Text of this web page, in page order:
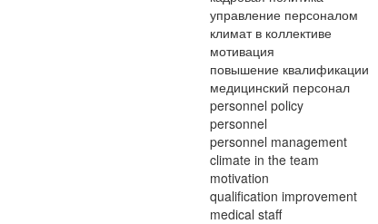
управление персоналом
климат в коллективе
мотивация
повышение квалификации
медицинский персонал
personnel policy
personnel
personnel management
climate in the team
motivation
qualification improvement
medical staff